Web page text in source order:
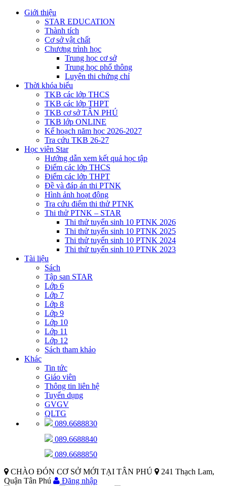
Giới thiệu
STAR EDUCATION
Thành tích
Cơ sở vật chất
Chương trình học
Trung học cơ sở
Trung học phổ thông
Luyên thi chứng chỉ
Thời khóa biểu
TKB các lớp THCS
TKB các lớp THPT
TKB cơ sở TÂN PHÚ
TKB lớp ONLINE
Kế hoạch năm học 2026-2027
Tra cứu TKB 26-27
Học viên Star
Hướng dẫn xem kết quả học tập
Điểm các lớp THCS
Điểm các lớp THPT
Đề và đáp án thi PTNK
Hình ảnh hoạt động
Tra cứu điểm thi thử PTNK
Thi thử PTNK – STAR
Thi thử tuyển sinh 10 PTNK 2026
Thi thử tuyển sinh 10 PTNK 2025
Thi thử tuyển sinh 10 PTNK 2024
Thi thử tuyển sinh 10 PTNK 2023
Tài liệu
Sách
Tập san STAR
Lớp 6
Lớp 7
Lớp 8
Lớp 9
Lớp 10
Lớp 11
Lớp 12
Sách tham khảo
Khác
Tin tức
Giáo viên
Thông tin liên hệ
Tuyển dụng
GVGV
QLTG
089.6688830
089.6688840
089.6688850
CHÀO ĐÓN CƠ SỞ MỚI TẠI TÂN PHÚ
241 Thạch Lam,
Quận Tân Phú
Đăng nhập